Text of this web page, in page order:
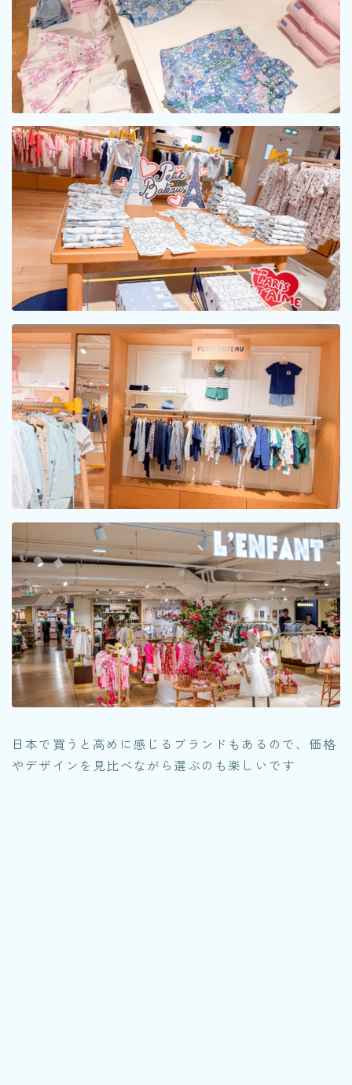
日本で買うと高めに感じるブランドもあるので、価格
やデザインを見比べながら選ぶのも楽しいです